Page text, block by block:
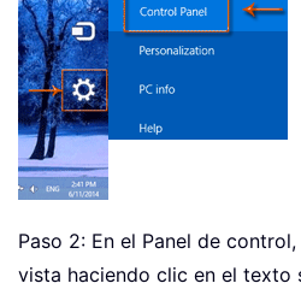
Paso 2: En el Panel de
vista haciendo clic en el texto